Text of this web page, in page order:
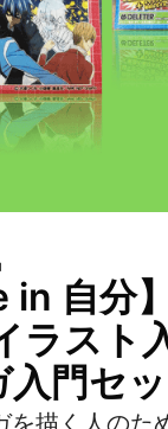
in 自分
ラスト
門セ
を描く人のた